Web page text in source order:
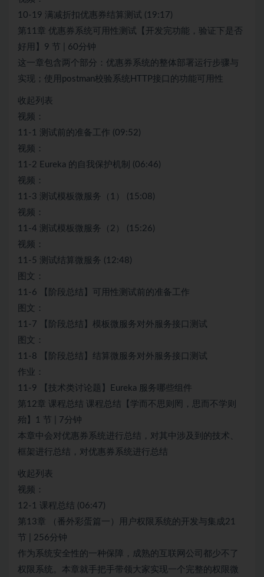
10-19 满减折扣优惠券结算测试 (19:17)
第11章 优惠券系统可用性测试【开发完功能，验证下是否
好用】9 节 | 60分钟
这一章包含两个部分：优惠券系统的整体部署运行步骤与
实现；使用postman校验系统HTTP接口的功能可用性
收起列表
视频：
11-1 测试前的准备工作 (09:52)
视频：
11-2 Eureka 的自我保护机制 (06:46)
视频：
11-3 测试模板微服务（1） (15:08)
视频：
11-4 测试模板微服务（2） (15:26)
视频：
11-5 测试结算微服务 (12:48)
图文：
11-6 【阶段总结】可用性测试前的准备工作
图文：
11-7 【阶段总结】模板微服务对外服务接口测试
图文：
11-8 【阶段总结】结算微服务对外服务接口测试
作业：
11-9 【技术类讨论题】Eureka 服务哪些组件
第12章 课程总结 课程总结【学而不思则罔，思而不学则
殆】1 节 | 7分钟
本章中会对优惠券系统进行总结，对其中涉及到的技术、
框架进行总结，对优惠券系统进行总结
收起列表
视频：
12-1 课程总结 (06:47)
第13章 （番外彩蛋篇一）用户权限系统的开发与集成21
节 | 256分钟
作为系统安全性的一种保障，成熟的互联网公司都少不了
权限系统。本章就手把手带领大家实现一个完整的权限微